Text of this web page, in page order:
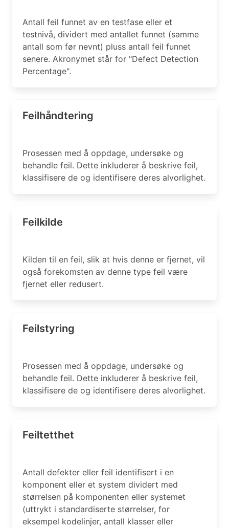
Antall feil funnet av en testfase eller et
testnivå, dividert med antallet funnet (samme
antall som før nevnt) pluss antall feil funnet
senere. Akronymet står for "Defect Detection
Percentage".
Feilhåndtering
Prosessen med å oppdage, undersøke og
behandle feil. Dette inkluderer å beskrive feil,
klassifisere de og identifisere deres alvorlighet.
Feilkilde
Kilden til en feil, slik at hvis denne er fjernet, vil
også forekomsten av denne type feil være
fjernet eller redusert.
Feilstyring
Prosessen med å oppdage, undersøke og
behandle feil. Dette inkluderer å beskrive feil,
klassifisere de og identifisere deres alvorlighet.
Feiltetthet
Antall defekter eller feil identifisert i en
komponent eller et system dividert med
størrelsen på komponenten eller systemet
(uttrykt i standardiserte størrelser, for
eksempel kodelinjer, antall klasser eller